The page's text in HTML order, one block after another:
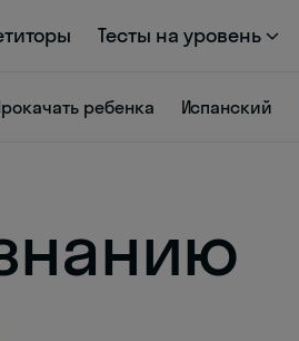
Тесты на уровень
ребенка Испанский